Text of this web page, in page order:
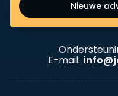
Nieuwe
E-mail: